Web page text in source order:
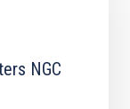
NGC